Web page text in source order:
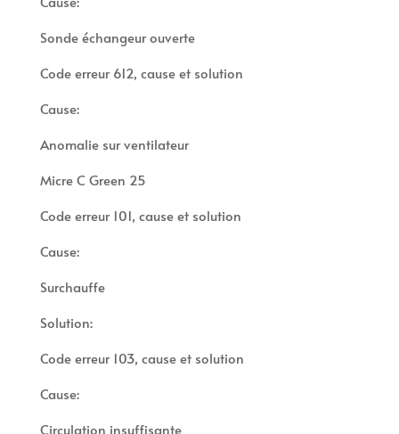
Sonde échangeur ouverte
Code erreur 612, cause et solution
Cause:
Anomalie sur ventilateur
Micre C Green 25
Code erreur 101, cause et solution
Cause:
Surchauffe
Solution:
Code erreur 103, cause et solution
Cause:
Circulation insuffisante